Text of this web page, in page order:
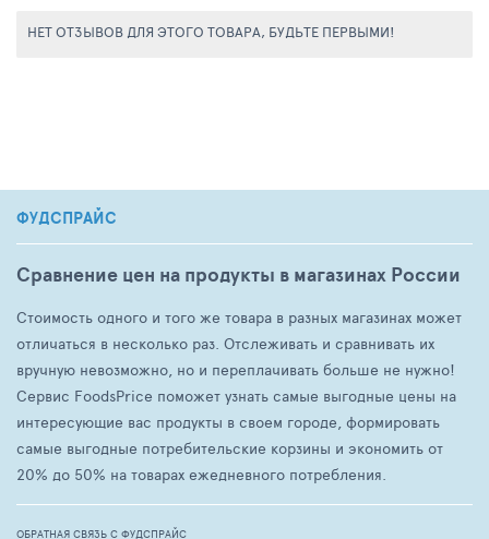
НЕТ ОТЗЫВОВ ДЛЯ ЭТОГО ТОВАРА, БУДЬТЕ ПЕРВЫМИ!
ФУДСПРАЙС
Сравнение цен на продукты в магазинах России
Стоимость одного и того же товара в разных магазинах может
отличаться в несколько раз. Отслеживать и сравнивать их
вручную невозможно, но и переплачивать больше не нужно!
Сервис FoodsPrice поможет узнать самые выгодные цены на
интересующие вас продукты в своем городе, формировать
самые выгодные потребительские корзины и экономить от
20% до 50% на товарах ежедневного потребления.
ОБРАТНАЯ СВЯЗЬ С ФУДСПРАЙС